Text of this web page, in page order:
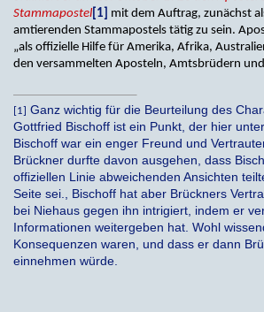
Stammapostel [1]
mit dem Auftrag, zunächst
amtierenden Stammapostels tätig zu sein.
„als offizielle Hilfe für Amerika, Afrika,
den versammelten Aposteln, Amtsbrüdern
[1] Ganz wichtig für die Beurteilung des
Gottfried Bischoff ist ein Punkt, der hier
Bischoff war ein enger Freund und
Brückner durfte davon ausgehen, dass
offiziellen Linie abweichenden Ansichten
Seite sei., Bischoff hat aber Brückners
bei Niehaus gegen ihn intrigiert, indem er
Informationen weitergeben hat. Wohl
Konsequenzen waren, und dass er dann
einnehmen würde.